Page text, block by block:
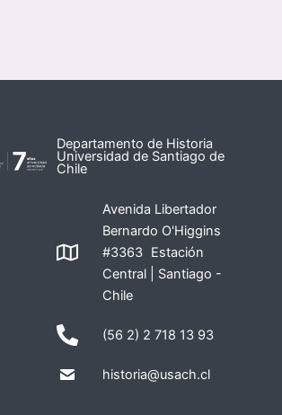
Departamento de Historia
Universidad de Santiago de
Chile
Avenida Libertador
Bernardo O'Higgins
#3363 Estación
Central | Santiago -
Chile
(56 2) 2 718 13 93
historia@usach.cl